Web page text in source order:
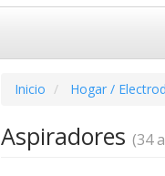
Inicio Hogar /
Aspiradores (34